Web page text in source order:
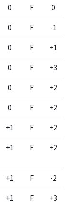
0 F 0
0 F -1
0 F +1
0 F +3
0 F +2
0 F +2
+1 F +2
+1 F +2
+1 F -2
+1 F +3